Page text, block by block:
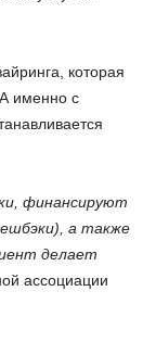
которая
именно с
финансируют
а также
делает
ассоциации